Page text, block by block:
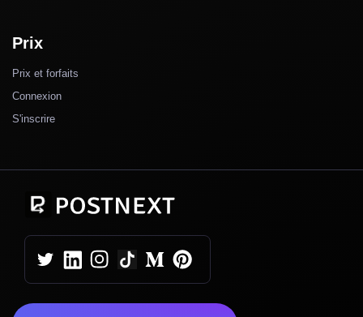
Prix
Prix et forfaits
Connexion
S'inscrire